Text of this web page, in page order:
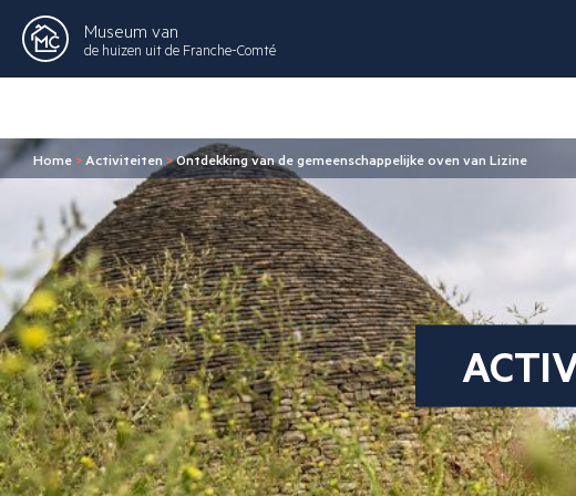
Museum van
de huizen uit de Franche-Comté
Home > Activiteiten >Ontdekking van de gemeenschappelijke oven van Lizine